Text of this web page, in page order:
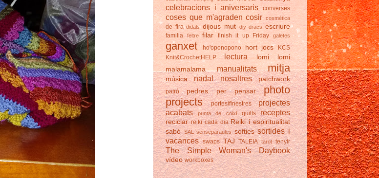
celebracions i aniversaris converses
coses que m'agraden cosir cosmètica
de fira didals dijous mut diy dracs escriure
familia feltre filar finish it up Friday galetes
ganxet ho'oponopono hort jocs
KCS
Knit&CrochetHELP
lectura
lomi lomi
malamalama
manualitats mitja
música nadal nosaltres patchwork
patró pedres per pensar
photo
projects
portesifinestres
projectes
acabats
punta de coixí quilts receptes
reciclar reiki cada dia Reiki i espiritualitat
sabó SAL senseparaules softies sortides i
vacances swaps TAJ TALEIA tarot tenyir
The Simple Woman's Daybook
vídeo workboxes